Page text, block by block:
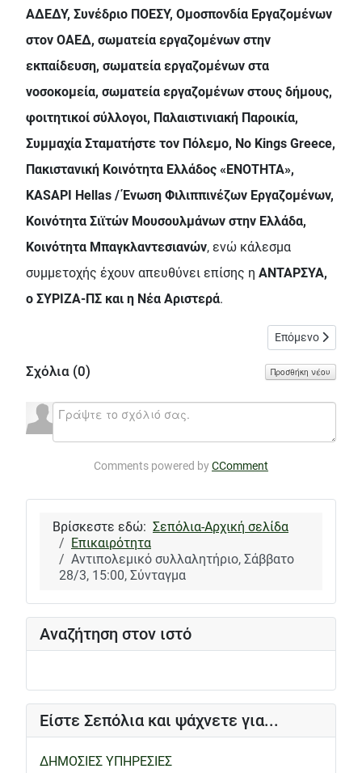
Αναζήτηση στον ιστό
Είστε Σεπόλια και ψάχνετε για...
ΔΗΜΟΣΙΕΣ ΥΠΗΡΕΣΙΕΣ
ΑΔΕΔΥ, Συνέδριο ΠΟΕΣΥ, Ομοσπονδία Εργαζομένων
στον ΟΑΕΔ, σωματεία εργαζομένων στην
εκπαίδευση, σωματεία εργαζομένων στα
νοσοκομεία, σωματεία εργαζομένων στους δήμους,
φοιτητικοί σύλλογοι, Παλαιστινιακή Παροικία,
Συμμαχία Σταματήστε τον Πόλεμο, No Kings Greece,
Πακιστανική Κοινότητα Ελλάδος «ΕΝΟΤΗΤΑ»,
KASAPI Hellas / Ένωση Φιλιππινέζων Εργαζομένων,
Κοινότητα Σιϊτών Μουσουλμάνων στην Ελλάδα,
Κοινότητα Μπαγκλαντεσιανών, ενώ κάλεσμα
συμμετοχής έχουν απευθύνει επίσης η ΑΝΤΑΡΣΥΑ,
ο ΣΥΡΙΖΑ-ΠΣ και η Νέα Αριστερά.
Επόμενο άρθρο:
Επόμενο
Σχόλια (0) Προσθήκη νέου
Comments powered byCComment
Βρίσκεστε εδώ: Σεπόλια-Αρχική σελίδα
Επικαιρότητα
Αντιπολεμικό συλλαλητήριο, Σάββατο
28/3, 15:00, Σύνταγμα